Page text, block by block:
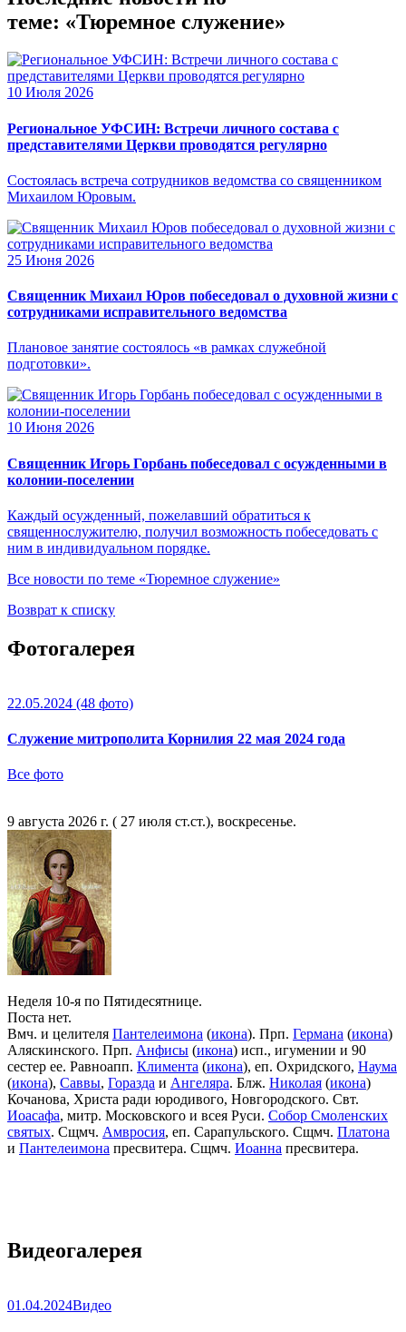
теме: «Тюремное служение»
10 Июля 2026
Региональное УФСИН: Встречи личного состава с
представителями Церкви проводятся регулярно
Состоялась встреча сотрудников ведомства со священником
Михаилом Юровым.
25 Июня 2026
Священник Михаил Юров побеседовал о духовной жизни с
сотрудниками исправительного ведомства
Плановое занятие состоялось «в рамках служебной
подготовки».
10 Июня 2026
Священник Игорь Горбань побеседовал с осужденными в
колонии-поселении
Каждый осужденный, пожелавший обратиться к
священнослужителю, получил возможность побеседовать с
ним в индивидуальном порядке.
Все новости по теме «Тюремное служение»
Возврат к списку
Фотогалерея
22.05.2024 (48 фото)
Служение митрополита Корнилия 22 мая 2024 года
Все фото
9 августа 2026 г. ( 27 июля ст.ст.), воскресенье.
Неделя 10-я по Пятидесятнице.
Поста нет.
Вмч. и целителя Пантелеимона (икона). Прп. Германа (икона)
Аляскинского. Прп. Анфисы (икона) исп., игумении и 90
сестер ее. Равноапп. Климента (икона), еп. Охридского, Наума
(икона), Саввы, Горазда и Ангеляра. Блж. Николая (икона)
Кочанова, Христа ради юродивого, Новгородского. Свт.
Иоасафа, митр. Московского и всея Руси. Собор Смоленских
святых. Сщмч. Амвросия, еп. Сарапульского. Сщмч. Платона
и Пантелеимона пресвитера. Сщмч. Иоанна пресвитера.
Видеогалерея
01.04.2024Видео